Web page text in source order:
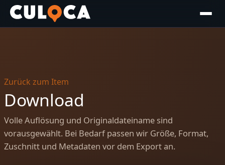
Zurück zum Item
Download
Volle Auflösung und Originaldateiname sind
vorausgewählt. Bei Bedarf passen wir Größe, Format,
Zuschnitt und Metadaten vor dem Export an.